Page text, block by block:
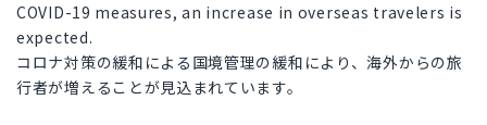
COVID-19 measures, an increase in overseas travelers is
expected.
コロナ対策の緩和による国境管理の緩和により、海外からの旅
行者が増えることが見込まれています。